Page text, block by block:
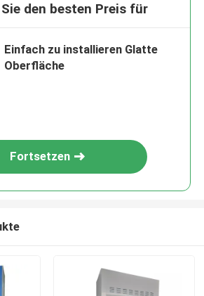
den besten Preis für
Einfach zu installieren Glatte
Oberfläche
Fortsetzen